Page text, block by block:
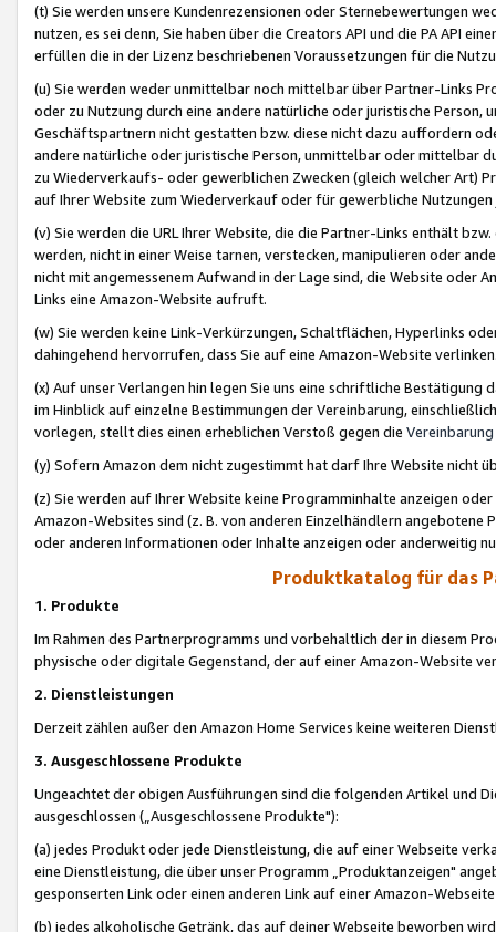
(t) Sie werden unsere Kundenrezensionen oder Sternebewertungen
nutzen, es sei denn, Sie haben über die Creators API und die PA API
erfüllen die in der Lizenz beschriebenen Voraussetzungen für die
(u) Sie werden weder unmittelbar noch mittelbar über Partner-Links
oder zu Nutzung durch eine andere natürliche oder juristische
Geschäftspartnern nicht gestatten bzw. diese nicht dazu auffordern
andere natürliche oder juristische Person, unmittelbar oder mittelbar
zu Wiederverkaufs- oder gewerblichen Zwecken (gleich welcher Art)
auf Ihrer Website zum Wiederverkauf oder für gewerbliche
(v) Sie werden die URL Ihrer Website, die die Partner-Links enthält
werden, nicht in einer Weise tarnen, verstecken, manipulieren oder
nicht mit angemessenem Aufwand in der Lage sind, die Website oder
Links eine Amazon-Website aufruft.
(w) Sie werden keine Link-Verkürzungen, Schaltflächen, Hyperlinks
dahingehend hervorrufen, dass Sie auf eine Amazon-Website
(x) Auf unser Verlangen hin legen Sie uns eine schriftliche
im Hinblick auf einzelne Bestimmungen der Vereinbarung,
vorlegen, stellt dies einen erheblichen Verstoß gegen die Vereinbarung
(y) Sofern Amazon dem nicht zugestimmt hat darf Ihre Website nicht
(z) Sie werden auf Ihrer Website keine Programminhalte anzeigen
Amazon-Websites sind (z. B. von anderen Einzelhändlern
oder anderen Informationen oder Inhalte anzeigen oder anderweitig
Produktkatalog für das
1. Produkte
Im Rahmen des Partnerprogramms und vorbehaltlich der in diesem
physische oder digitale Gegenstand, der auf einer Amazon-Website
2. Dienstleistungen
Derzeit zählen außer den Amazon Home Services keine weiteren
3. Ausgeschlossene Produkte
Ungeachtet der obigen Ausführungen sind die folgenden Artikel und
ausgeschlossen („Ausgeschlossene Produkte"):
(a) jedes Produkt oder jede Dienstleistung, die auf einer Webseite
eine Dienstleistung, die über unser Programm „Produktanzeigen"
gesponserten Link oder einen anderen Link auf einer Amazon-
(b) jedes alkoholische Getränk, das auf deiner Webseite beworben